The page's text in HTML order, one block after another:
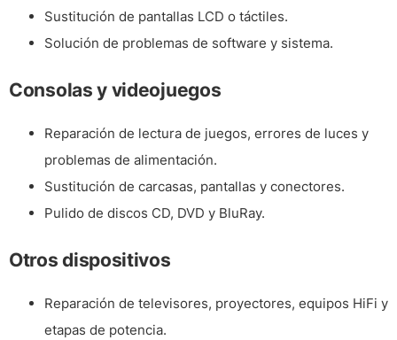
Sustitución de pantallas LCD o táctiles.
Solución de problemas de software y sistema.
Consolas y videojuegos
Reparación de lectura de juegos, errores de luces y
problemas de alimentación.
Sustitución de carcasas, pantallas y conectores.
Pulido de discos CD, DVD y BluRay.
Otros dispositivos
Reparación de televisores, proyectores, equipos HiFi y
etapas de potencia.